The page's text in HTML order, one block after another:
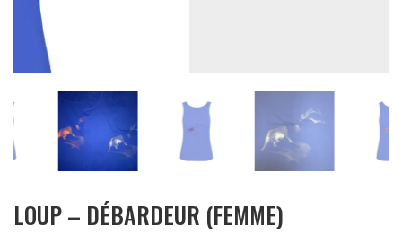
LOUP – DÉBARDEUR (FEMME)